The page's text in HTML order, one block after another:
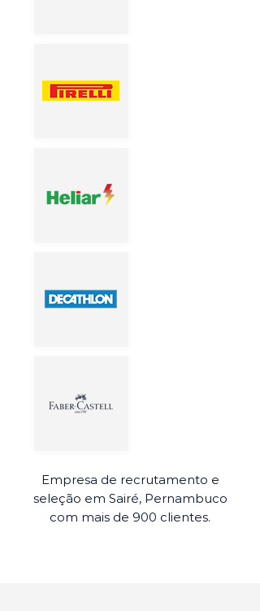
Empresa de recrutamento e
seleção em Sairé, Pernambuco
com mais de 900 clientes.